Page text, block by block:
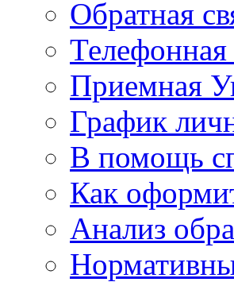
Обратная
Приемная
График
В помощь
Как
Анализ